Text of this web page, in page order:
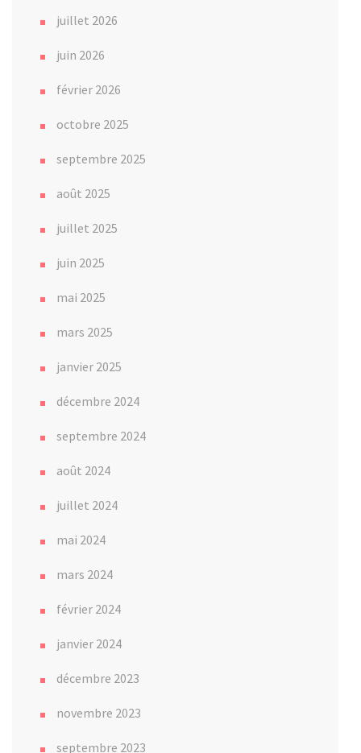
juillet 2026
juin 2026
février 2026
octobre 2025
septembre 2025
août 2025
juillet 2025
juin 2025
mai 2025
mars 2025
janvier 2025
décembre 2024
septembre 2024
août 2024
juillet 2024
mai 2024
mars 2024
février 2024
janvier 2024
décembre 2023
novembre 2023
septembre 2023